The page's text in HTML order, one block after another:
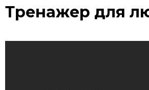
Тренажер для